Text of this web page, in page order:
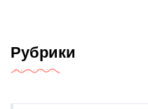
Рубрики